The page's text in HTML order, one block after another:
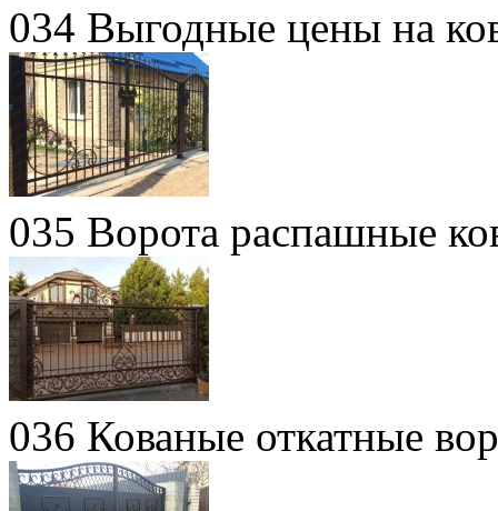
034 Выгодные цены на
035 Ворота распашные
036 Кованые откатные